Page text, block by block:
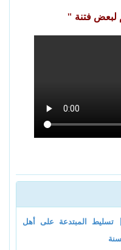
لبعض فتنة "
تسليط المبتدعة على أهل